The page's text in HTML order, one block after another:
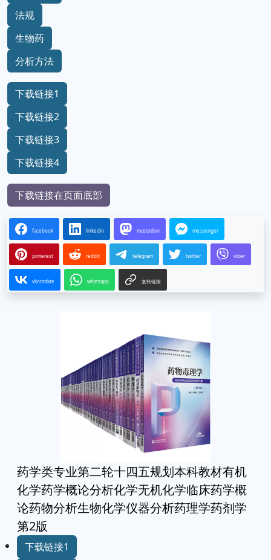
法规
生物药
分析方法
下载链接1
下载链接2
下载链接3
下载链接4
下载链接在页面底部
facebook linkedin mastodon messenger
pinterest reddit telegram twitter viber
vkontakte whatsapp 复制链接
药学类专业第二轮十四五规划本科教材有机
化学药学概论分析化学无机化学临床药学概
论药物分析生物化学仪器分析药理学药剂学
第2版
下载链接1